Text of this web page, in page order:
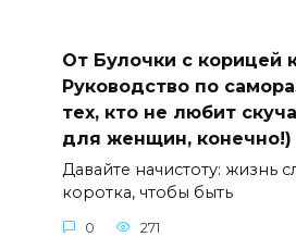
От Булочки с корицей
Руководство по
тех, кто не любит
для женщин, конечно!)
Давайте начистоту: жизнь
коротка, чтобы быть
0 271